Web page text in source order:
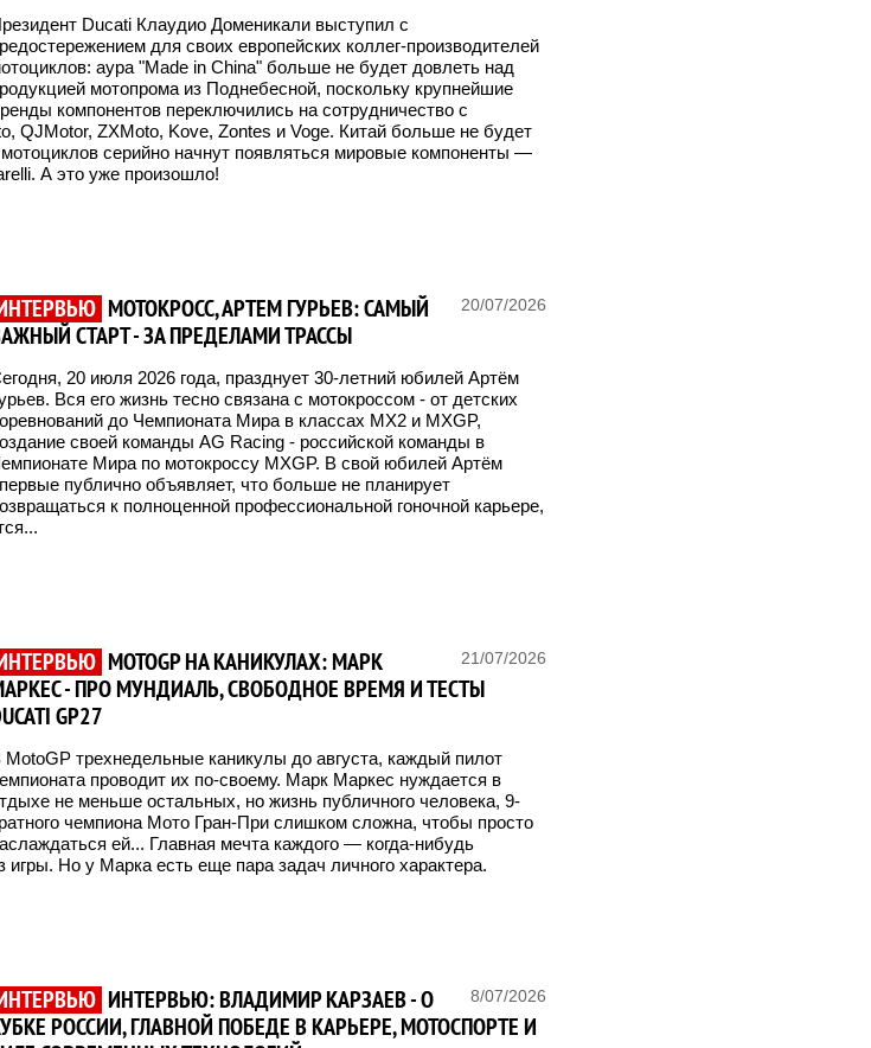
Ducati Клаудио Доменикали выступил с
для своих европейских коллег-производителей
аура "Made in China" больше не будет довлеть над
мотопрома из Поднебесной, поскольку крупнейшие
компонентов переключились на сотрудничество с
QJMotor, ZXMoto, Kove, Zontes и Voge. Китай больше не будет
серийно начнут появляться мировые компоненты —
А это уже произошло!
20/07/2026
МОТОКРОСС, АРТЕМ ГУРЬЕВ: САМЫЙ
СТАРТ - ЗА ПРЕДЕЛАМИ ТРАССЫ
20 июля 2026 года, празднует 30-летний юбилей Артём
Вся его жизнь тесно связана с мотокроссом - от детских
до Чемпионата Мира в классах MX2 и MXGP,
своей команды AG Racing - российской команды в
Мира по мотокроссу MXGP. В свой юбилей Артём
публично объявляет, что больше не планирует
к полноценной профессиональной гоночной карьере,
21/07/2026
MOTOGP НА КАНИКУЛАХ: МАРК
- ПРО МУНДИАЛЬ, СВОБОДНОЕ ВРЕМЯ И ТЕСТЫ
GP27
MotoGP трехнедельные каникулы до августа, каждый пилот
проводит их по-своему. Марк Маркес нуждается в
не меньше остальных, но жизнь публичного человека, 9-
чемпиона Мото Гран-При слишком сложна, чтобы просто
ей... Главная мечта каждого — когда-нибудь
игры. Но у Марка есть еще пара задач личного характера.
8/07/2026
ИНТЕРВЬЮ: ВЛАДИМИР КАРЗАЕВ - О
РОССИИ, ГЛАВНОЙ ПОБЕДЕ В КАРЬЕРЕ, МОТОСПОРТЕ И